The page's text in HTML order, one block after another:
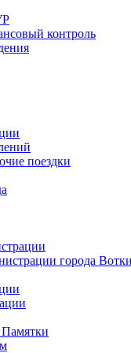
контроль
поездки
города
Памятки